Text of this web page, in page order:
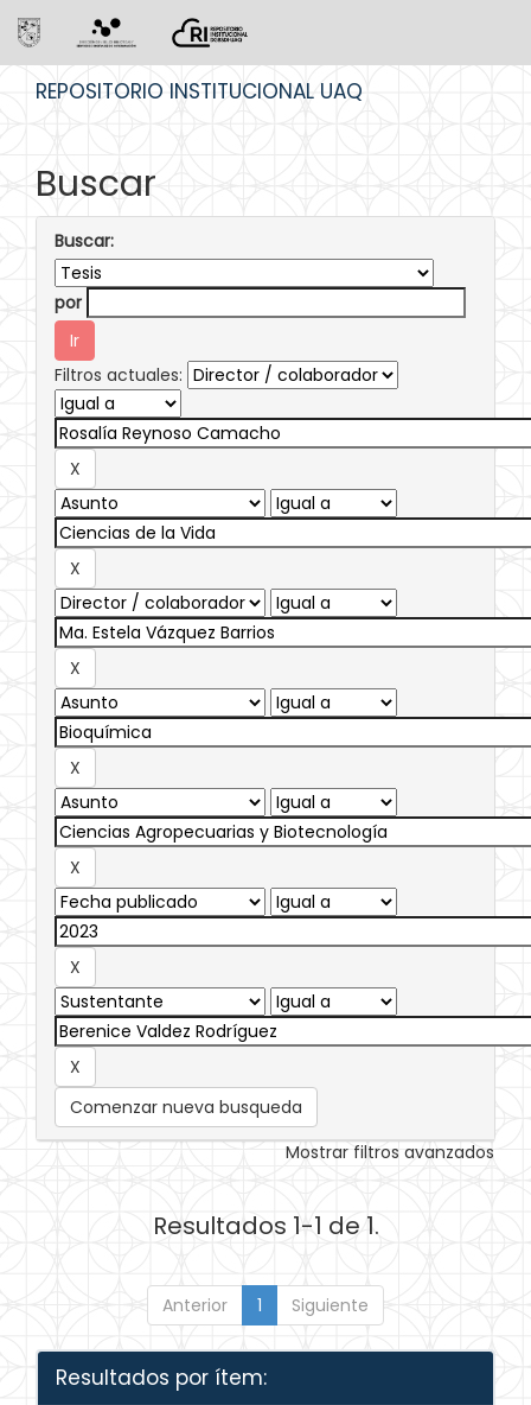
REPOSITORIO INSTITUCIONAL UAQ
Buscar
Buscar:
por
Filtros actuales:
Comenzar nueva busqueda
Mostrar filtros avanzados
Resultados 1-1 de 1.
Anterior 1 Siguiente
Resultados por ítem: